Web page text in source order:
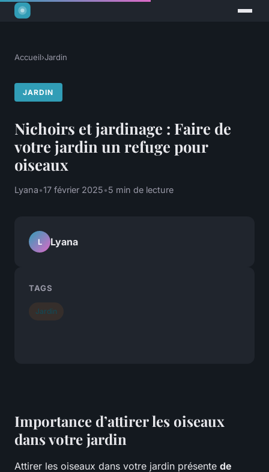
Accueil›Jardin
JARDIN
Nichoirs et jardinage : Faire de
votre jardin un refuge pour
oiseaux
Lyana•17 février 2025•5 min de lecture
Importance d’attirer les oiseaux
dans votre jardin
Attirer les oiseaux dans votre jardin présente de
L Lyana
TAGS
Jardin